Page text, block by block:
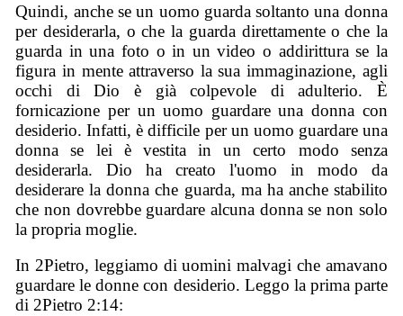
Quindi, anche se un uomo guarda soltanto una donna
per desiderarla, o che la guarda direttamente o che la
guarda in una foto o in un video o addirittura se la
figura in mente attraverso la sua immaginazione, agli
occhi di Dio è già colpevole di adulterio. È
fornicazione per un uomo guardare una donna con
desiderio. Infatti, è difficile per un uomo guardare una
donna se lei è vestita in un certo modo senza
desiderarla. Dio ha creato l'uomo in modo da
desiderare la donna che guarda, ma ha anche stabilito
che non dovrebbe guardare alcuna donna se non solo
la propria moglie.
In 2Pietro, leggiamo di uomini malvagi che amavano
guardare le donne con desiderio. Leggo la prima parte
di 2Pietro 2:14: